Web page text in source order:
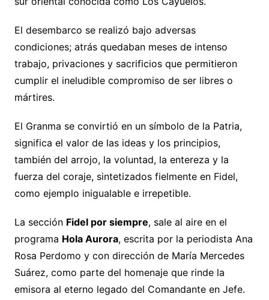
El desembarco se realizó bajo adversas
condiciones; atrás quedaban meses de intenso
trabajo, privaciones y sacrificios que permitieron
cumplir el ineludible compromiso de ser libres o
mártires.
El Granma se convirtió en un símbolo de la Patria,
significa el valor de las ideas y los principios,
también del arrojo, la voluntad, la entereza y la
fuerza del coraje, sintetizados fielmente en Fidel,
como ejemplo inigualable e irrepetible.
La sección Fidel por siempre, sale al aire en el
programa Hola Aurora, escrita por la periodista Ana
Rosa Perdomo y con dirección de María Mercedes
Suárez, como parte del homenaje que rinde la
emisora al eterno legado del Comandante en Jefe.